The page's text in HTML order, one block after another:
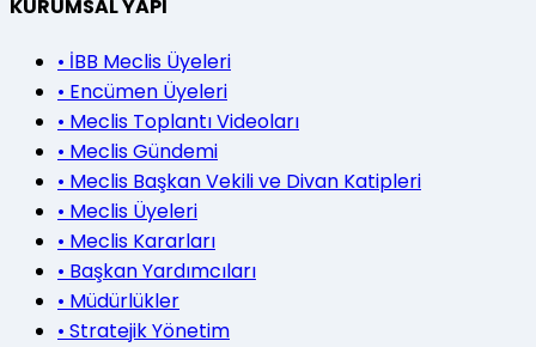
KURUMSAL YAPI
• İBB Meclis Üyeleri
• Encümen Üyeleri
• Meclis Toplantı Videoları
• Meclis Gündemi
• Meclis Başkan Vekili ve Divan Katipleri
• Meclis Üyeleri
• Meclis Kararları
• Başkan Yardımcıları
• Müdürlükler
• Stratejik Yönetim